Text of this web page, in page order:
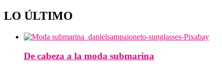
LO ÚLTIMO
De cabeza a la moda submarina